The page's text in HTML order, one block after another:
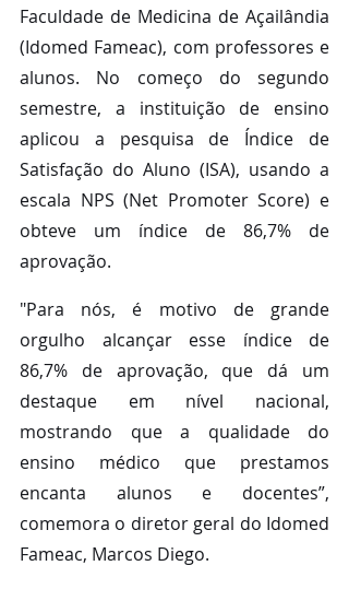
Faculdade de Medicina de Açailândia
(Idomed Fameac), com professores e
alunos. No começo do segundo
semestre, a instituição de ensino
aplicou a pesquisa de Índice de
Satisfação do Aluno (ISA), usando a
escala NPS (Net Promoter Score) e
obteve um índice de 86,7% de
aprovação.
"Para nós, é motivo de grande
orgulho alcançar esse índice de
86,7% de aprovação, que dá um
destaque em nível nacional,
mostrando que a qualidade do
ensino médico que prestamos
encanta alunos e docentes”,
comemora o diretor geral do Idomed
Fameac, Marcos Diego.